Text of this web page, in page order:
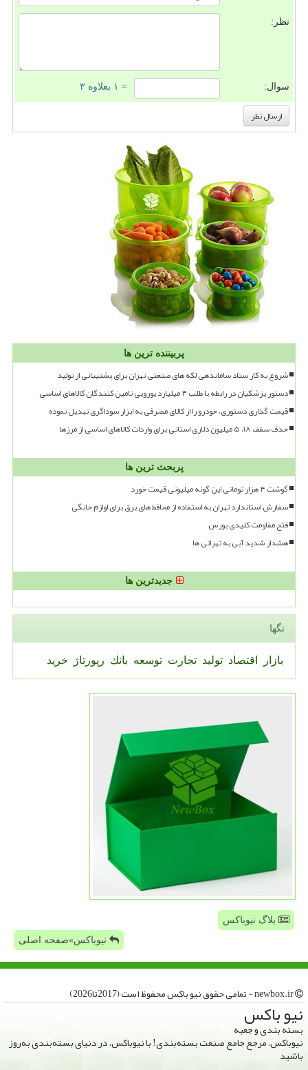
نظر:
سوال: = ۱ بعلاوه ۳
پربیننده ترین ها
شروع به کار ستاد ساماندهی لکه های صنعتی تهران برای پشتیبانی از تولید
دستور پزشکیان در رابطه با طلب ۴ میلیارد یورویی تامین کنندگان کالاهای اساسی
قیمت گذاری دستوری، خودرو را از کالای مصرفی به ابزار سوداگری تبدیل نموده
حذف سقف ۱۸، ۵ میلیون دلاری استانی برای واردات کالاهای اساسی از مرزها
پربحث ترین ها
گوشت ۴ هزار تومانی این گونه میلیونی قیمت خورد
سفارش استاندارد تهران به استفاده از محافظ های برق برای لوازم خانگی
فتح مقاومت کلیدی بورس
هشدار شدید آبی به تهرانی ها
جدیدترین ها
تگها
بازار اقتصاد تولید تجارت توسعه بانك رپورتاژ خرید
بلاگ نیوباکس
نیوباکس»صفحه اصلی
نیو باكس
بسته بندی و جعبه
نیوباکس، مرجع جامع صنعت بسته‌بندی! با نیوباکس، در دنیای بسته‌بندی به‌روز
باشید